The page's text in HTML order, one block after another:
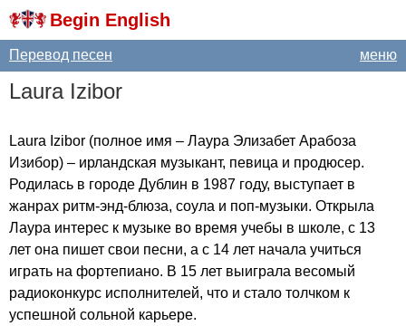
Begin English
меню
Перевод песен
Laura Izibor
Laura Izibor (полное имя – Лаура Элизабет Арабоза
Изибор) – ирландская музыкант, певица и продюсер.
Родилась в городе Дублин в 1987 году, выступает в
жанрах ритм-энд-блюза, соула и поп-музыки. Открыла
Лаура интерес к музыке во время учебы в школе, с 13
лет она пишет свои песни, а с 14 лет начала учиться
играть на фортепиано. В 15 лет выиграла весомый
радиоконкурс исполнителей, что и стало толчком к
успешной сольной карьере.